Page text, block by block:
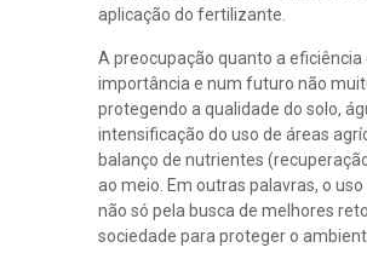
aplicação do fertilizante.
A preocupação quanto a
importância e num futuro não
protegendo a qualidade do solo,
intensificação do uso de áreas
balanço de nutrientes
ao meio. Em outras palavras, o
não só pela busca de melhores
sociedade para proteger o